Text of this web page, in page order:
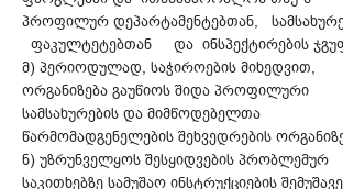
პროფილურ დეპარტამენტებთან,
ფაკულტეტებთან და ინსპექტირების
მ) პერიოდულად, საჭიროების მიხედვით,
ორგანიზება გაუწიოს შიდა პროფილური
სამსახურების და მიმწოდებელთა
წარმომადგენელების შეხვედრების
ნ) უზრუნველყოს შესყიდვების პრობლემურ
საკითხებზე სამუშაო ინსტრუქციების